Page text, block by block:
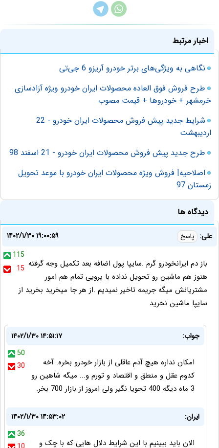
اخبار مرتبط
نگاهی به ویژگی‌های برتر خودرو آریزو 6 جی‌تی
طرح فروش فوق العاده محصولات ایران خودرو ویژه آزادسازی
خرمشهر + خودروها + قیمت مصوب
شرایط جدید پیش فروش محصولات ایران خودرو - 22
اردیبهشت
طرح جدید پیش فروش محصولات ایران خودرو - 21 اسفند 98
اصلاحیه| فروش ویژه محصولات ایران خودرو با موعد تحویل
زمستان 97
دیدگاه ها
علی: پاسخ
۱۴۰۲/۱/۳۰ ۱۹:۰۰:۵۹
115
15 باز دم ایرانخودرو گرم .سایپا پول اضافه بعد تکمیل وجه گرفته
هنوز هم ماشین رو تحویل نداده با پرویی تمام هم امور
مشتریانش میگه جریمه تاخیر نمیدیم .از هر جا میخرید بخرید از
سایپا ماشین نخرید
جواب:
۱۴۰۲/۱/۳۰ ۱۴:۵۱:۱۷
50
30
امکان نداره هیچ آدم عاقلی از بازار خودرو بخره. آخه
کدوم عقل و منطق و اقتصاد و تورم و... میگه شاهین رو
3 ماه دیگه 400 تحویا نگیر ولی امروز از بازار 700 بخر.
ایران:
۱۴۰۲/۱/۳۰ ۱۴:۵۳:۰۲
36
الان باید ببینیم با این شرایط دلال هایی که با چک و